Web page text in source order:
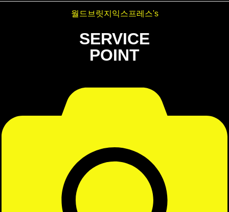
월드브릿지익스프레스's
SERVICE
POINT